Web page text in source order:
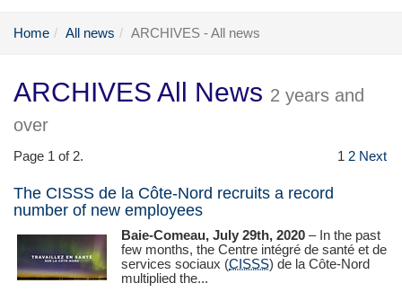
Home All news ARCHIVES - All news
ARCHIVES All News 2 years and
over
Page 1 of 2. 1 2 Next
The CISSS de la Côte-Nord recruits a record
number of new employees
Baie-Comeau, July 29th, 2020 – In the past
few months, the Centre intégré de santé et de
services sociaux (CISSS) de la Côte-Nord
multiplied the...